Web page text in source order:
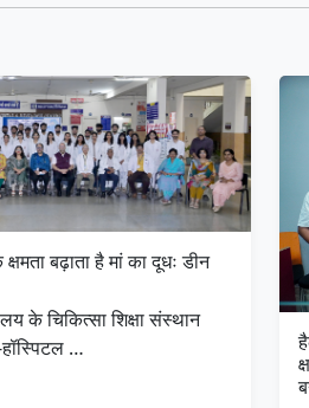
बढ़ाता है मां का दूधः डीन
के चिकित्सा शिक्षा संस्थान
…